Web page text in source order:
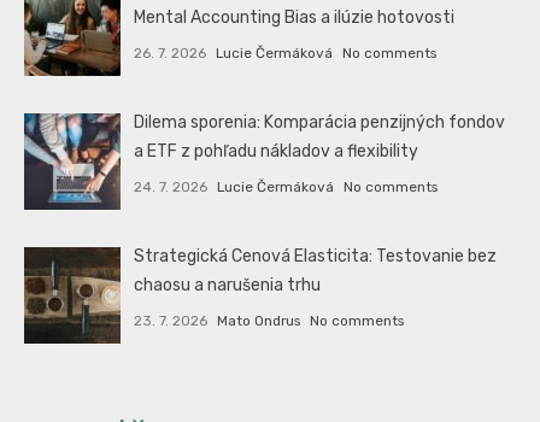
Mental Accounting Bias a ilúzie hotovosti
26. 7. 2026 Lucie Čermáková No comments
Dilema sporenia: Komparácia penzijných fondov
a ETF z pohľadu nákladov a flexibility
24. 7. 2026 Lucie Čermáková No comments
Strategická Cenová Elasticita: Testovanie bez
chaosu a narušenia trhu
23. 7. 2026 Mato Ondrus No comments